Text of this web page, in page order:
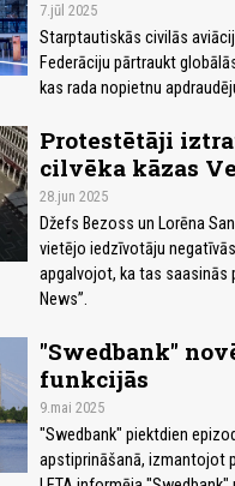
7.jūl 2025
Starptautiskās civilās
Federāciju pārtraukt
kas rada nopietnu
Protestētāji
cilvēka kāzas
28.jun 2025
Džefs Bezoss un Lorēna
vietējo iedzīvotāju
apgalvojot, ka tas saasinās
News”.
"Swedbank"
funkcijās
9.mai 2025
"Swedbank" piektdien
apstiprināšanā, izmantojot